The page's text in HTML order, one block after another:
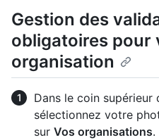
Gestion des
obligatoires pour
organisation
Dans le coin supérieur
sélectionnez votre
sur Vos organisations.